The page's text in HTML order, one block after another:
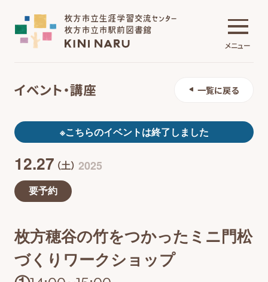
メニュー
市駅前図書館
イベント・講座
一覧に戻る
イベント・講座
※こちらのイベントは終了しました
12.27 （土） 2025
要予約
枚方穂谷の竹をつかったミニ門松
づくりワークショップ